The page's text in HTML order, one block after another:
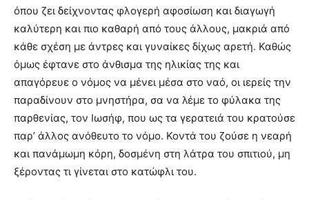
όπου ζει δείχνοντας φλογερή αφοσίωση και διαγωγή
καλύτερη και πιο καθαρή από τους άλλους, μακριά από
κάθε σχέση με άντρες και γυναίκες δίχως αρετή. Καθώς
όμως έφτανε στο άνθισμα της ηλικίας της και
απαγόρευε ο νόμος να μένει μέσα στο ναό, οι ιερείς την
παραδίνουν στο μνηστήρα, σα να λέμε το φύλακα της
παρθενίας, τον Ιωσήφ, που ως τα γερατειά του κρατούσε
παρ’ άλλος ανόθευτο το νόμο. Κοντά του ζούσε η νεαρή
και πανάμωμη κόρη, δοσμένη στη λάτρα του σπιτιού, μη
ξέροντας τι γίνεται στο κατώφλι του.